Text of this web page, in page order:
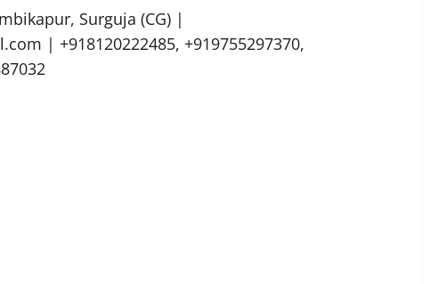
Surguja (CG) |
| +918120222485, +919755297370,